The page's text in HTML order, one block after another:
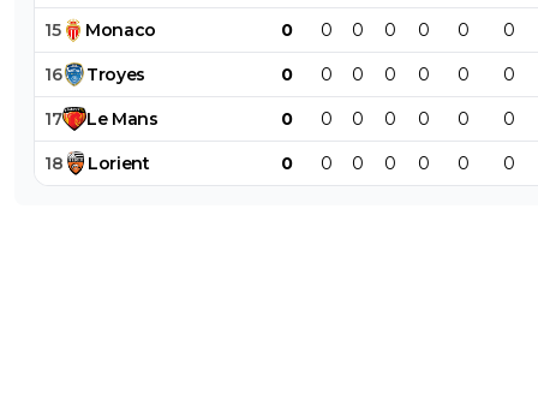
15 Monaco 0 0 0 0 0 0 0
16 Troyes 0 0 0 0 0 0 0
17 Le Mans 0 0 0 0 0 0 0
18 Lorient 0 0 0 0 0 0 0